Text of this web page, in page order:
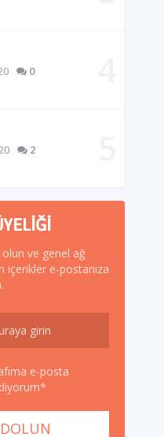
0
2
ve genel ağ
içerikler e-postanıza
e-posta